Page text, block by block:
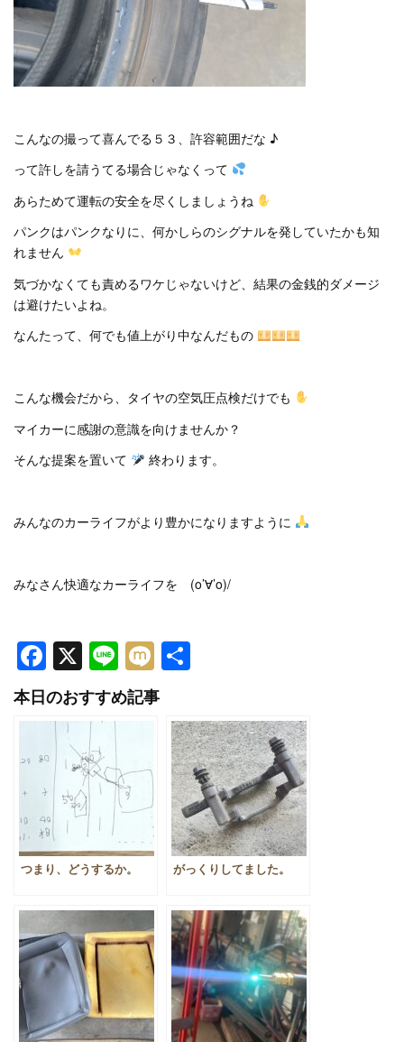
こんなの撮って喜んでる５３、許容範囲だな ♪
って許しを請うてる場合じゃなくって
あらためて運転の安全を尽くしましょうね
パンクはパンクなりに、何かしらのシグナルを発していたかも知
れません
気づかなくても責めるワケじゃないけど、結果の金銭的ダメージ
は避けたいよね。
なんたって、何でも値上がり中なんだもの
こんな機会だから、タイヤの空気圧点検だけでも
マイカーに感謝の意識を向けませんか？
そんな提案を置いて
終わります。
みんなのカーライフがより豊かになりますように
みなさん快適なカーライフを (o’∀’o)/
Facebook
X LineMixi
本日のおすすめ記事
つまり、どうするか。 がっくりしてました。